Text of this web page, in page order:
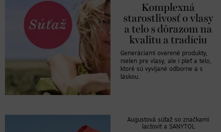
Komplexná
starostlivosť o vlasy
a telo s dôrazom na
kvalitu a tradíciu
Generáciami overené produkty,
nielen pre vlasy, ale i pleť a telo,
ktoré sú vyvíjané odborne a s
láskou.
Augustová súťaž so značkami
lactovit a SANYTOL